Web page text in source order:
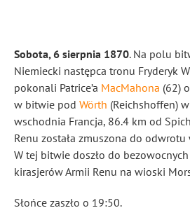
Sobota, 6 sierpnia 1870. Na polu
Niemiecki następca tronu Fryderyk
pokonali Patrice’a MacMahona (62)
w bitwie pod Wörth (Reichshoffen)
wschodnia Francja, 86.4 km od
Renu została zmuszona do
W tej bitwie doszło do
kirasjerówArmii Renu na wioski
Słońce zaszło o 19:50.